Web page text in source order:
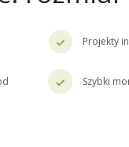
Projekty
Szybki